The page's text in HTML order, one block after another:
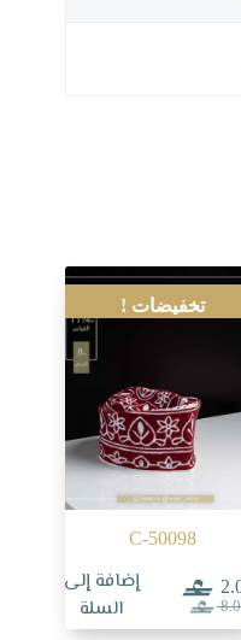
تخفيضات !
C-50098
السعر
الأصلي
السعر
الحالي
إضافة إلى
السلة